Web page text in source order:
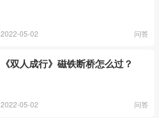
2022-05-02 问答
《双人成行》磁铁断桥怎么过？
2022-05-02 问答